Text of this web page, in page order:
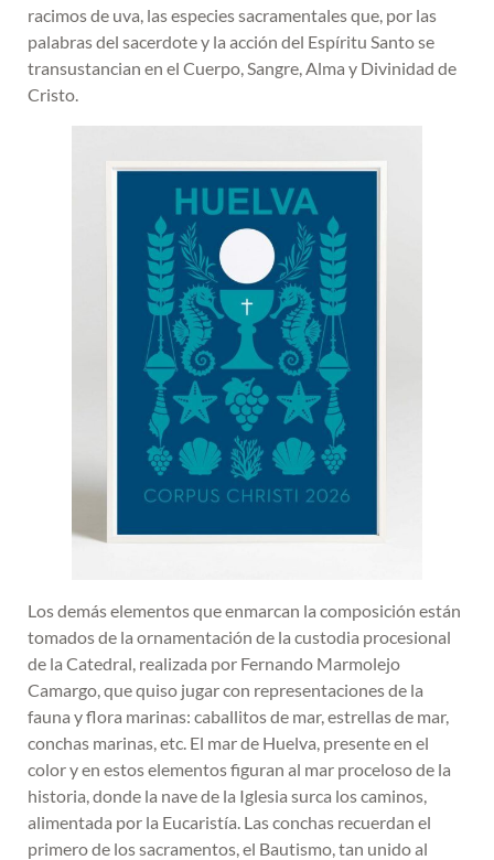
racimos de uva, las especies sacramentales que, por las
palabras del sacerdote y la acción del Espíritu Santo se
transustancian en el Cuerpo, Sangre, Alma y Divinidad de
Cristo.
Los demás elementos que enmarcan la composición están
tomados de la ornamentación de la custodia procesional
de la Catedral, realizada por Fernando Marmolejo
Camargo, que quiso jugar con representaciones de la
fauna y flora marinas: caballitos de mar, estrellas de mar,
conchas marinas, etc. El mar de Huelva, presente en el
color y en estos elementos figuran al mar proceloso de la
historia, donde la nave de la Iglesia surca los caminos,
alimentada por la Eucaristía. Las conchas recuerdan el
primero de los sacramentos, el Bautismo, tan unido al